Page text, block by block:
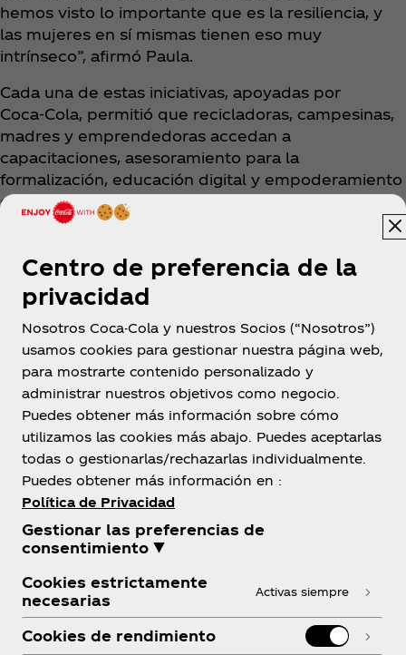
hemos visto lo importante que es la resiliencia, y
las mujeres en sí mismas tienen eso muy
intrínseco”, afirmó Paula.
Cada una de estas iniciativas, apoyadas por
Coca‑Cola, permitió que recicladoras, campesinas,
madres y emprendedoras accedan a
capacitaciones, asesoramiento para la
formalización, educación digital y empoderamiento
económico. “Esta agenda en favor de la mujer
debe continuar viva y poderosa”, recordó Ana. El
Bolivia
Sobre Nosotros
¿Necesitas ayuda?
Centro de preferencia de la
privacidad
Nosotros Coca-Cola y nuestros Socios (“Nosotros”)
usamos cookies para gestionar nuestra página web,
para mostrarte contenido personalizado y
administrar nuestros objetivos como negocio.
Puedes obtener más información sobre cómo
utilizamos las cookies más abajo. Puedes aceptarlas
todas o gestionarlas/rechazarlas individualmente.
Puedes obtener más información en :
Política de Privacidad
Gestionar las preferencias de
consentimiento ▼
Cookies estrictamente
necesarias
Activas siempre
Cookies de rendimiento